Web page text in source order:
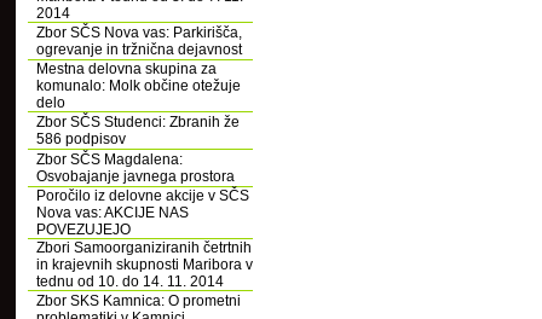
2014
Zbor SČS Nova vas: Parkirišča,
ogrevanje in tržnična dejavnost
Mestna delovna skupina za
komunalo: Molk občine otežuje
delo
Zbor SČS Studenci: Zbranih že
586 podpisov
Zbor SČS Magdalena:
Osvobajanje javnega prostora
Poročilo iz delovne akcije v SČS
Nova vas: AKCIJE NAS
POVEZUJEJO
Zbori Samoorganiziranih četrtnih
in krajevnih skupnosti Maribora v
tednu od 10. do 14. 11. 2014
Zbor SKS Kamnica: O prometni